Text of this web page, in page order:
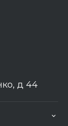
д 44